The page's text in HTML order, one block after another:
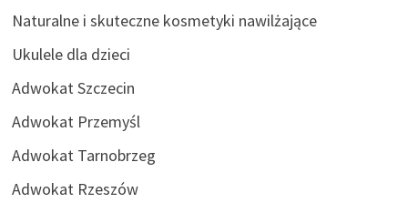
Naturalne i skuteczne kosmetyki nawilżające
Ukulele dla dzieci
Adwokat Szczecin
Adwokat Przemyśl
Adwokat Tarnobrzeg
Adwokat Rzeszów